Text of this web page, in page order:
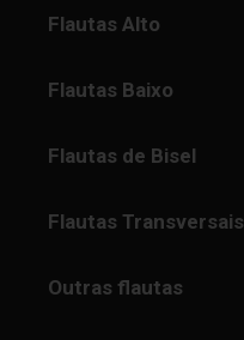
Flautas Alto
Flautas Baixo
Flautas de Bisel
Flautas Transversais
Outras flautas